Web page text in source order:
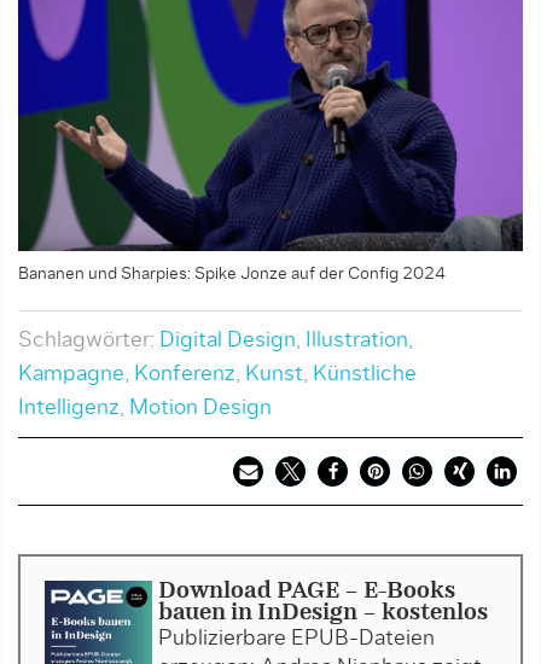
Bananen und Sharpies: Spike Jonze auf der Config 2024
Schlagwörter: Digital Design, Illustration,
Kampagne, Konferenz, Kunst, Künstliche
Intelligenz, Motion Design
Download PAGE - E-Books
bauen in InDesign - kostenlos
Publizierbare EPUB-Dateien